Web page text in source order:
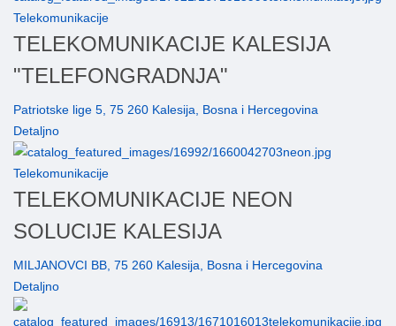
Telekomunikacije
TELEKOMUNIKACIJE KALESIJA
"TELEFONGRADNJA"
Patriotske lige 5, 75 260 Kalesija, Bosna i Hercegovina
Detaljno
Telekomunikacije
TELEKOMUNIKACIJE NEON
SOLUCIJE KALESIJA
MILJANOVCI BB, 75 260 Kalesija, Bosna i Hercegovina
Detaljno